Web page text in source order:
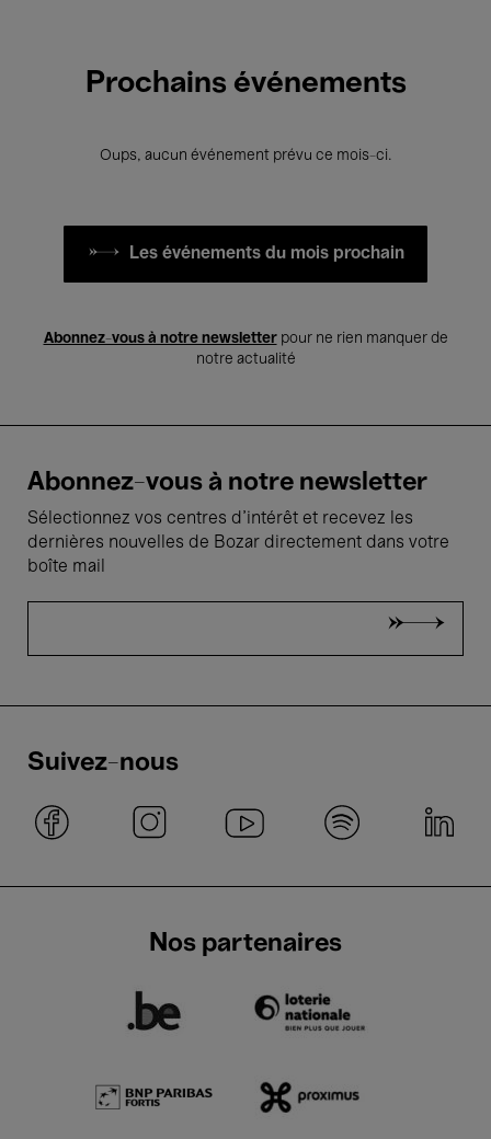
Prochains événements
Oups, aucun événement prévu ce mois-ci.
Les événements du mois prochain
Abonnez-vous à notre newsletterpour ne rien manquer de
notre actualité
Abonnez-vous à notre newsletter
Sélectionnez vos centres d'intérêt et recevez les
dernières nouvelles de Bozar directement dans votre
boîte mail
Suivez-nous
Nos partenaires